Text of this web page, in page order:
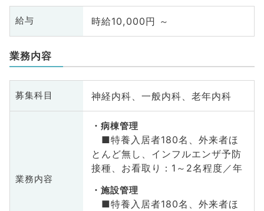
給与 時給10,000円 ～
業務内容
募集科目 神経内科、一般内科、老年内科
業務内容
病棟管理
■特養入居者180名、外来者ほ
とんど無し、インフルエンザ予防
接種、お看取り：1～2名程度／年
施設管理
■特養入居者180名、外来者ほ